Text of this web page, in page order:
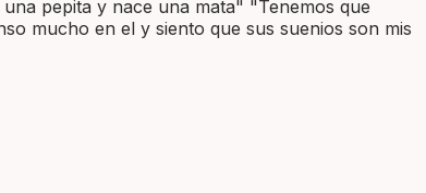
pepita y nace una mata" "Tenemos que
mucho en el y siento que sus suenios son mis